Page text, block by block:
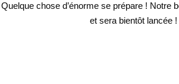
Quelque chose d’énorme se prépare ! Notre
et sera bientôt lancée !